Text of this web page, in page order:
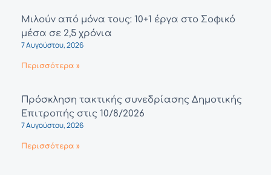
Μιλούν από μόνα τους: 10+1 έργα στο Σοφικό
μέσα σε 2,5 χρόνια
7 Αυγούστου, 2026
Περισσότερα »
Πρόσκληση τακτικής συνεδρίασης Δημοτικής
Επιτροπής στις 10/8/2026
7 Αυγούστου, 2026
Περισσότερα »